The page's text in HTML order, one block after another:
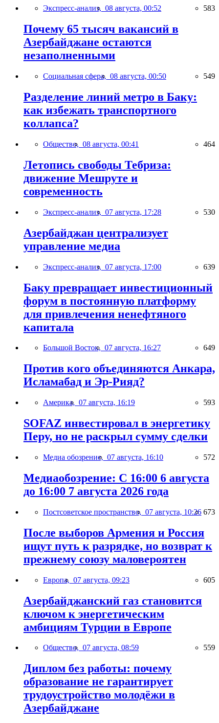
Экспресс-анализ, 08 августа, 00:52 583
Почему 65 тысяч вакансий в
Азербайджане остаются
незаполненными
Социальная сфера, 08 августа, 00:50 549
Разделение линий метро в Баку:
как избежать транспортного
коллапса?
Общество, 08 августа, 00:41 464
Летопись свободы Тебриза:
движение Мешруте и
современность
Экспресс-анализ, 07 августа, 17:28 530
Азербайджан централизует
управление медиа
Экспресс-анализ, 07 августа, 17:00 639
Баку превращает инвестиционный
форум в постоянную платформу
для привлечения ненефтяного
капитала
Большой Восток, 07 августа, 16:27 649
Против кого объединяются Анкара,
Исламабад и Эр-Рияд?
Америка, 07 августа, 16:19 593
SOFAZ инвестировал в энергетику
Перу, но не раскрыл сумму сделки
Медиа обозрение, 07 августа, 16:10 572
Медиаобозрение: С 16:00 6 августа
до 16:00 7 августа 2026 года
Постсоветское пространство, 07 августа, 10:26 673
После выборов Армения и Россия
ищут путь к разрядке, но возврат к
прежнему союзу маловероятен
Европа, 07 августа, 09:23 605
Азербайджанский газ становится
ключом к энергетическим
амбициям Турции в Европе
Общество, 07 августа, 08:59 559
Диплом без работы: почему
образование не гарантирует
трудоустройство молодёжи в
Азербайджане